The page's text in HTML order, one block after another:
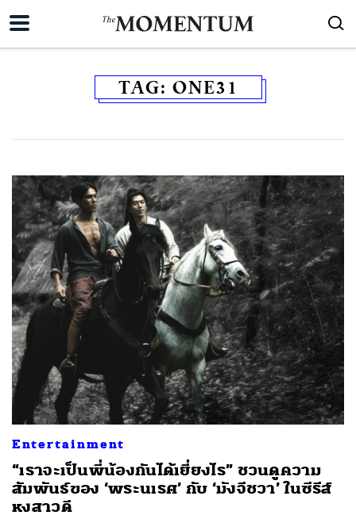
TAG: ONE31
Entertainment
“เราจะเป็นพี่น้องกันได้เยี่ยงไร” ชวนดูความ
สัมพันธ์ของ ‘พระนเรศ’ กับ ‘มังจีชวา’ ในซีรีส์
หงสาวดี